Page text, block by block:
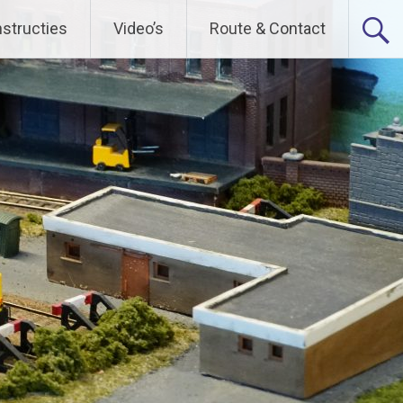
Video’s Route & Contact